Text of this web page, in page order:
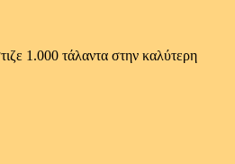
1.000 τάλαντα στην καλύτερη